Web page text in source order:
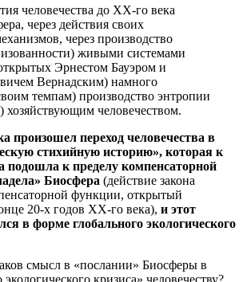
человечества до ХХ-го века
через действия своих
через производство
живыми системами
Эрнестом Бауэром и
Вернадским) намного
темпам) производство энтропии
человечеством.
произошел переход человечества в
стихийную историю», которая к
подошла к пределу компенсаторной
Биосфера (действие закона
функции, открытый
20-х годов ХХ-го века), и этот
в форме глобального экологического
смысл в «послании» Биосферы в
кризиса» человечеству?